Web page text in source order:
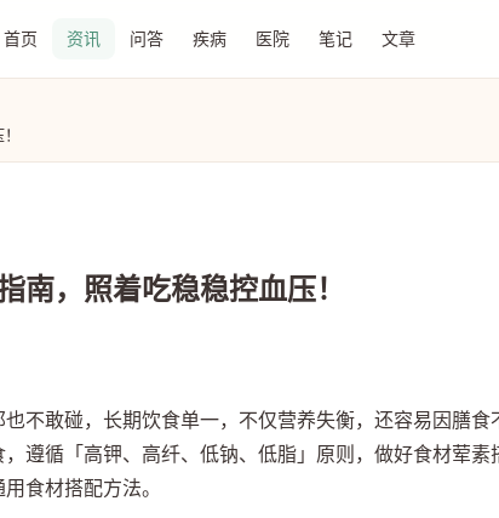
首页 资讯 问答 疾病 医院 笔记 文章
南，照着吃稳稳控血压！
不敢碰，长期饮食单一，不仅营养失衡，还容易因膳食
遵循「高钾、高纤、低钠、低脂」原则，做好食材荤素
食材搭配方法。